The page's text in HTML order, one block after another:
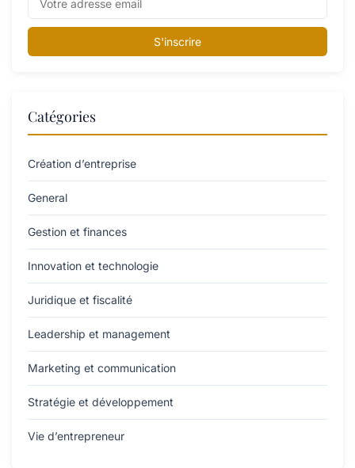
S'inscrire
Catégories
Création d’entreprise
General
Gestion et finances
Innovation et technologie
Juridique et fiscalité
Leadership et management
Marketing et communication
Stratégie et développement
Vie d’entrepreneur